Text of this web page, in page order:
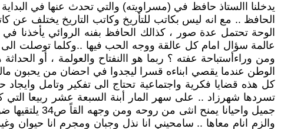
يدخلنا االستاذ حافظ في (مسراويته) والتي تحدث عنها في
الحافظ .. مع انه ليس بكاتب للتأريخ وكاتب التاريخ يختلف عن
الوحة تحتمل عدة صور ، كذالك الحافظ بفنه الروائي يأخذنا
عالمة سؤال امام كل عالقة ووجه الحب فيها ..وكلما توصلت
ومن وراءأستباحة عفته ؟ ربما هو االنفتاح والعولمة ، أو
الوطن عندما يقصي ابناءه قسرا ليجدوا في احضان من
كل هذه قضايا فكرية واجتماعية تحتاج الى تفكير وتامل
تسردها شهرزاد .. على سهر المار أبنة السبعة عشر ربيعا
جميل